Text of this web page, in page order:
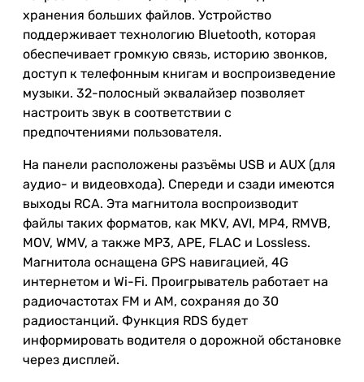
хранения больших файлов. Устройство
поддерживает технологию Bluetooth, которая
обеспечивает громкую связь, историю звонков,
доступ к телефонным книгам и воспроизведение
музыки. 32-полосный эквалайзер позволяет
настроить звук в соответствии с
предпочтениями пользователя.
На панели расположены разъёмы USB и AUX (для
аудио- и видеовхода). Спереди и сзади имеются
выходы RCA. Эта магнитола воспроизводит
файлы таких форматов, как MKV, AVI, MP4, RMVB,
MOV, WMV, а также MP3, APE, FLAC и Lossless.
Магнитола оснащена GPS навигацией, 4G
интернетом и Wi-Fi. Проигрыватель работает на
радиочастотах FM и AM, сохраняя до 30
радиостанций. Функция RDS будет
информировать водителя о дорожной обстановке
через дисплей.